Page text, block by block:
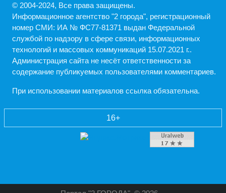
© 2004-2024, Все права защищены.
Информационное агентство "2 города", регистрационный
номер СМИ: ИА № ФС77-81371 выдан Федеральной
службой по надзору в сфере связи, информационных
технологий и массовых коммуникаций 15.07.2021 г..
Администрация cайта не несёт ответственности за
содержание публикуемых пользователями комментариев.
При использовании материалов ссылка обязательна.
16+